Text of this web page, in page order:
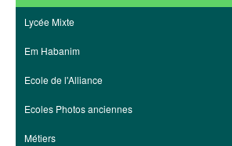
Lycée Mixte
Em Habanim
Ecole de l'Alliance
Ecoles Photos anciennes
Métiers